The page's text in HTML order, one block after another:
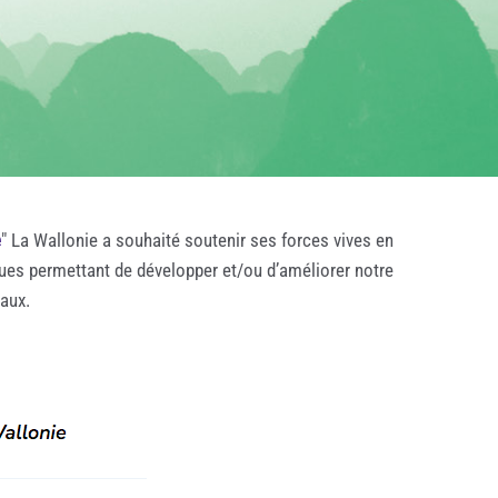
" La Wallonie a souhaité soutenir ses forces vives en
permettant de développer et/ou d’améliorer notre